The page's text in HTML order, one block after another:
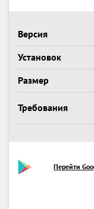
Версия
Установок
Размер
Требования
Перейти